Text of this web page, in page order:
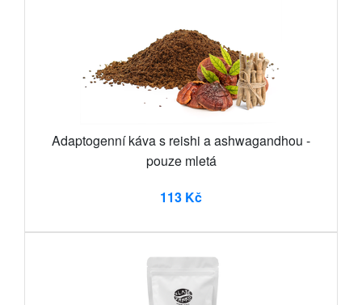
Adaptogenní káva s reishi a ashwagandhou -
pouze mletá
113 Kč